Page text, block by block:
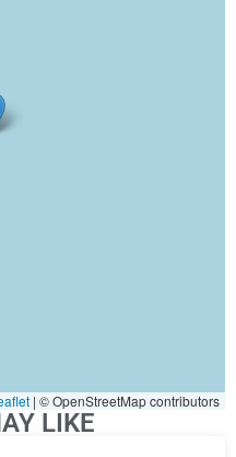
| © OpenStreetMap contributors
LIKE